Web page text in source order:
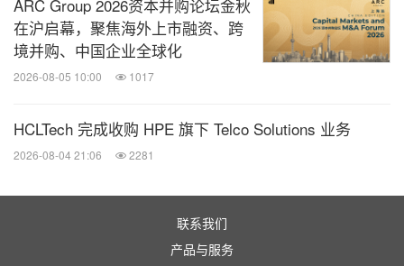
ARC Group 2026资本并购论坛金秋
在沪启幕，聚焦海外上市融资、跨
境并购、中国企业全球化
2026-08-05 10:00 1017
HCLTech 完成收购 HPE 旗下 Telco Solutions 业务
2026-08-04 21:06 2281
联系我们
产品与服务